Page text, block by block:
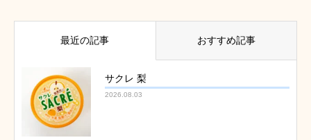
最近の記事 おすすめ記事
サクレ 梨
2026.08.03